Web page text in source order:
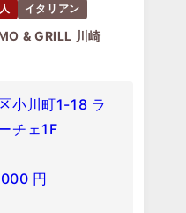
イタリアン
& GRILL 川崎
小川町1-18 ラ
チェ1F
円